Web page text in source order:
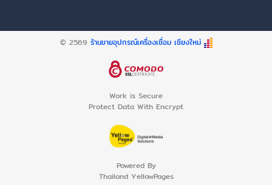
© 2569 ร้านขายอุปกรณ์เครื่องเชื่อม เชียงใหม่
Work is Secure
Protect Data With Encrypt
Powered By
Thailand YellowPages